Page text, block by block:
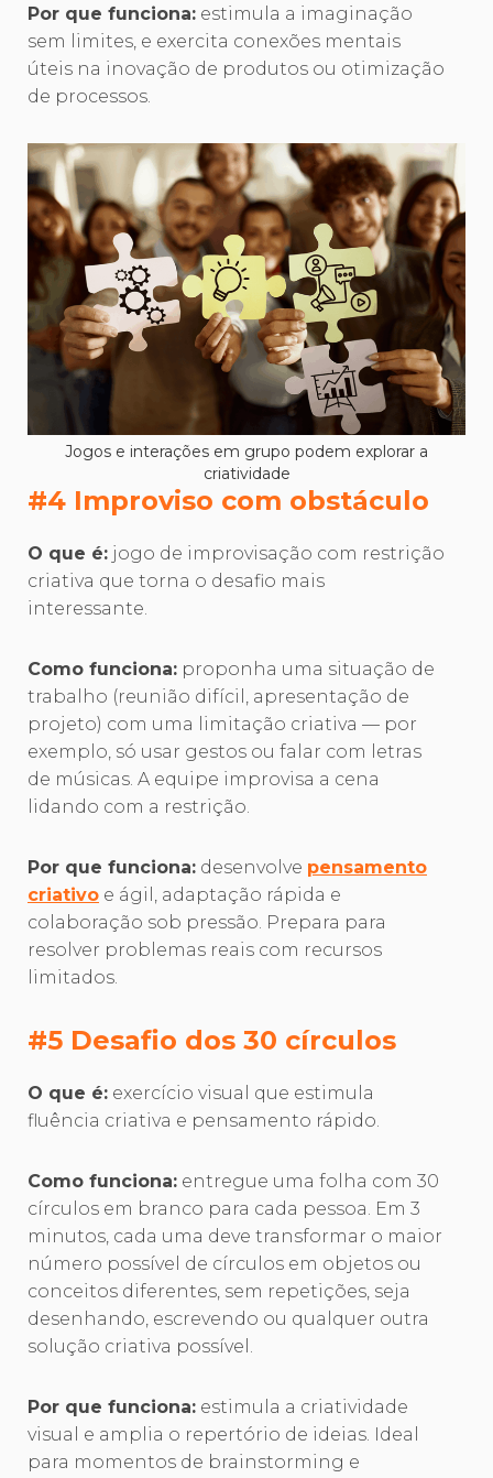
Por que funciona: estimula a imaginação
sem limites, e exercita conexões mentais
úteis na inovação de produtos ou otimização
de processos.
Jogos e interações em grupo podem explorar a
criatividade
#4 Improviso com obstáculo
O que é: jogo de improvisação com restrição
criativa que torna o desafio mais
interessante.
Como funciona: proponha uma situação de
trabalho (reunião difícil, apresentação de
projeto) com uma limitação criativa — por
exemplo, só usar gestos ou falar com letras
de músicas. A equipe improvisa a cena
lidando com a restrição.
Por que funciona: desenvolve pensamento
criativo e ágil, adaptação rápida e
colaboração sob pressão. Prepara para
resolver problemas reais com recursos
limitados.
#5 Desafio dos 30 círculos
O que é: exercício visual que estimula
fluência criativa e pensamento rápido.
Como funciona: entregue uma folha com 30
círculos em branco para cada pessoa. Em 3
minutos, cada uma deve transformar o maior
número possível de círculos em objetos ou
conceitos diferentes, sem repetições, seja
desenhando, escrevendo ou qualquer outra
solução criativa possível.
Por que funciona: estimula a criatividade
visual e amplia o repertório de ideias. Ideal
para momentos de brainstorming e